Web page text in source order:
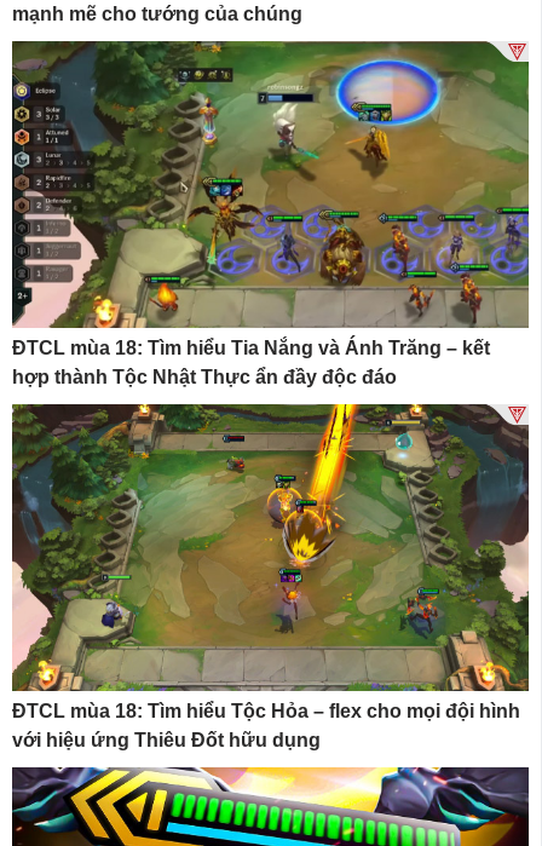
mạnh mẽ cho tướng của chúng
ĐTCL mùa 18: Tìm hiểu Tia Nắng và Ánh Trăng – kết
hợp thành Tộc Nhật Thực ẩn đầy độc đáo
ĐTCL mùa 18: Tìm hiểu Tộc Hỏa – flex cho mọi đội hình
với hiệu ứng Thiêu Đốt hữu dụng